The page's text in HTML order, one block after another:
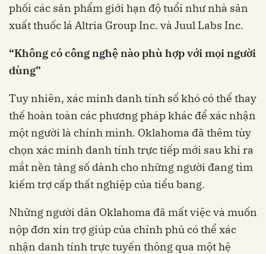
phối các sản phẩm giới hạn độ tuổi như nhà sản
xuất thuốc lá Altria Group Inc. và Juul Labs Inc.
“Không có công nghệ nào phù hợp với mọi người
dùng”
Tuy nhiên, xác minh danh tính số khó có thể thay
thế hoàn toàn các phương pháp khác để xác nhận
một người là chính mình. Oklahoma đã thêm tùy
chọn xác minh danh tính trực tiếp mới sau khi ra
mắt nền tảng số dành cho những người đang tìm
kiếm trợ cấp thất nghiệp của tiểu bang.
Những người dân Oklahoma đã mất việc và muốn
nộp đơn xin trợ giúp của chính phủ có thể xác
nhận danh tính trực tuyến thông qua một hệ